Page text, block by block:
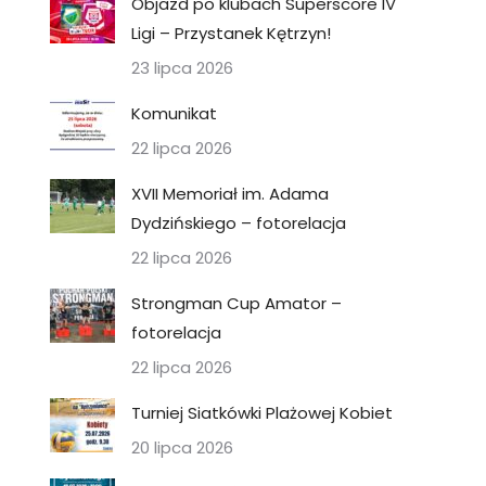
Ligi – Przystanek Kętrzyn!
23 lipca 2026
Komunikat
22 lipca 2026
XVII Memoriał im. Adama
Dydzińskiego – fotorelacja
22 lipca 2026
Strongman Cup Amator –
fotorelacja
22 lipca 2026
Turniej Siatkówki Plażowej Kobiet
20 lipca 2026